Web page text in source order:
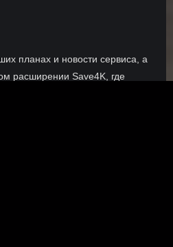
планах и новости сервиса, а
расширении Save4K, где